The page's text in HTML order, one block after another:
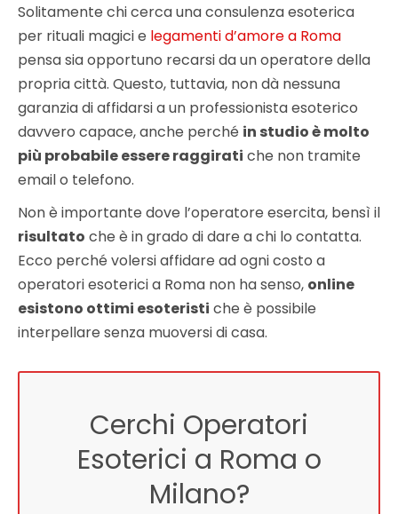
Solitamente chi cerca una consulenza esoterica
per rituali magici e legamenti d’amore a Roma
pensa sia opportuno recarsi da un operatore della
propria città. Questo, tuttavia, non dà nessuna
garanzia di affidarsi a un professionista esoterico
davvero capace, anche perché in studio è molto
più probabile essere raggirati che non tramite
email o telefono.
Non è importante dove l’operatore esercita, bensì il
risultato che è in grado di dare a chi lo contatta.
Ecco perché volersi affidare ad ogni costo a
operatori esoterici a Roma non ha senso, online
esistono ottimi esoteristi che è possibile
interpellare senza muoversi di casa.
Cerchi Operatori
Esoterici a Roma o
Milano?